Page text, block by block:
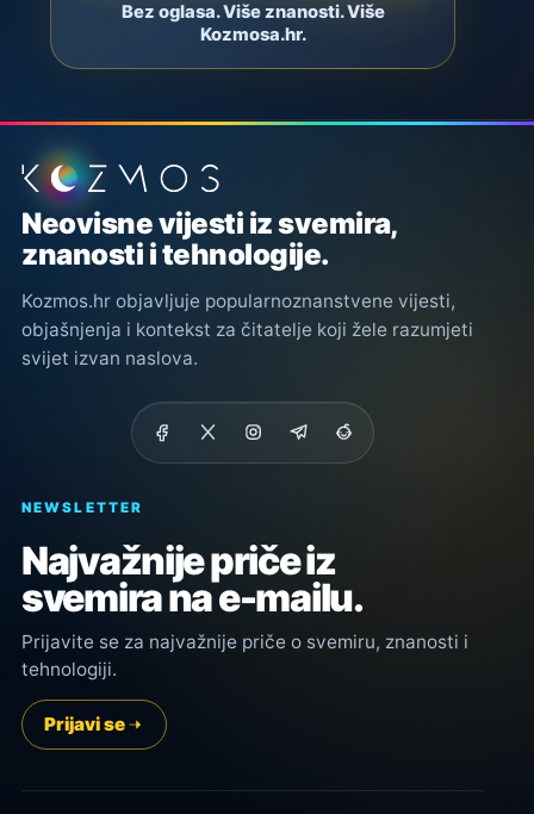
Bez oglasa. Više znanosti. Više
Kozmosa.hr.
Podnožje stranice
Neovisne vijesti iz svemira,
znanosti i tehnologije.
Kozmos.hr objavljuje popularnoznanstvene vijesti,
objašnjenja i kontekst za čitatelje koji žele razumjeti
svijet izvan naslova.
NEWSLETTER
Najvažnije priče iz
svemira na e-mailu.
Prijavite se za najvažnije priče o svemiru, znanosti i
tehnologiji.
Prijavi se